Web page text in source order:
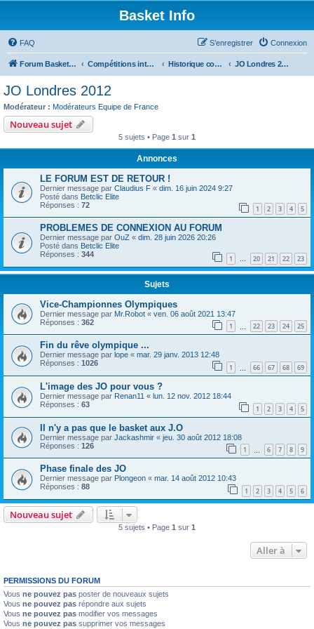
Basket Info
FAQ Connexion
S’enregistrer
Forum Basket Info Compétitions internationales Historique compétitions JO Londres 2012
JO Londres 2012
Modérateur : Modérateurs Equipe de France
Nouveau sujet
5 sujets • Page 1 sur 1
Annonces
LE FORUM EST DE RETOUR !
Dernier message par Claudius F « dim. 16 juin 2024 9:27
Posté dans Betclic Elite
Réponses : 72 1 2 3 4 5
PROBLEMES DE CONNEXION AU FORUM
Dernier message par OuZ « dim. 28 juin 2026 20:26
Posté dans Betclic Elite
Réponses : 344 1 … 20 21 22 23
Sujets
Vice-Championnes Olympiques
Dernier message par Mr.Robot « ven. 06 août 2021 13:47
Réponses : 362 1 22 23 24 25
Fin du rêve olympique ...
Dernier message par lope « mar. 29 janv. 2013 12:48
Réponses : 1026 1 66 67 68 69
L'image des JO pour vous ?
Dernier message par Renan11 « lun. 12 nov. 2012 18:44
Réponses : 63 1 2 3 4 5
Il n'y a pas que le basket aux J.O
Dernier message par Jackashmir « jeu. 30 août 2012 18:08
Réponses : 126 1 6 7 8 9
Phase finale des JO
Dernier message par Plongeon « mar. 14 août 2012 10:43
Réponses : 88 1 2 3 4 5 6
Nouveau sujet
5 sujets • Page 1 sur 1
Aller à
PERMISSIONS DU FORUM
Vous ne pouvez pas poster de nouveaux sujets
Vous ne pouvez pas répondre aux sujets
Vous ne pouvez pas modifier vos messages
Vous ne pouvez pas supprimer vos messages